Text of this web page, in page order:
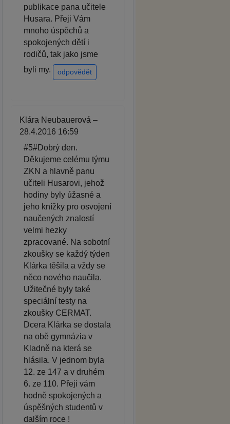
publikace pana učitele
Husara. Přeji Vám
mnoho úspěchů a
spokojených dětí i
rodičů, tak jako jsme
byli my.
odpovědět
Klára Neubauerová –
28.4.2016 16:59
#5#Dobrý den.
Děkujeme celému týmu
ZKN a hlavně panu
učiteli Husarovi, jehož
hodiny byly úžasné a
jeho knížky pro osvojení
naučených znalostí
velmi hezky
zpracované. Na sobotní
zkoušky se každý týden
Klárka těšila a vždy se
něco nového naučila.
Užitečné byly také
speciální testy na
zkoušky CERMAT.
Dcera Klárka se dostala
na obě gymnázia v
Kladně na která se
hlásila. V jednom byla
12. ze 147 a v druhém
6. ze 110. Přeji vám
hodně spokojených a
úspěšných studentů v
dalším roce !